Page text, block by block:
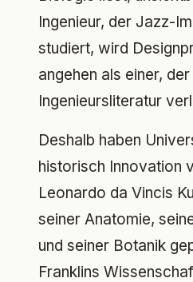
Ingenieur, der Jazz-
studiert, wird
angehen als einer,
Ingenieursliteratur
Deshalb haben
historisch Innovation
Leonardo da Vincis
seiner Anatomie,
und seiner Botanik
Franklins